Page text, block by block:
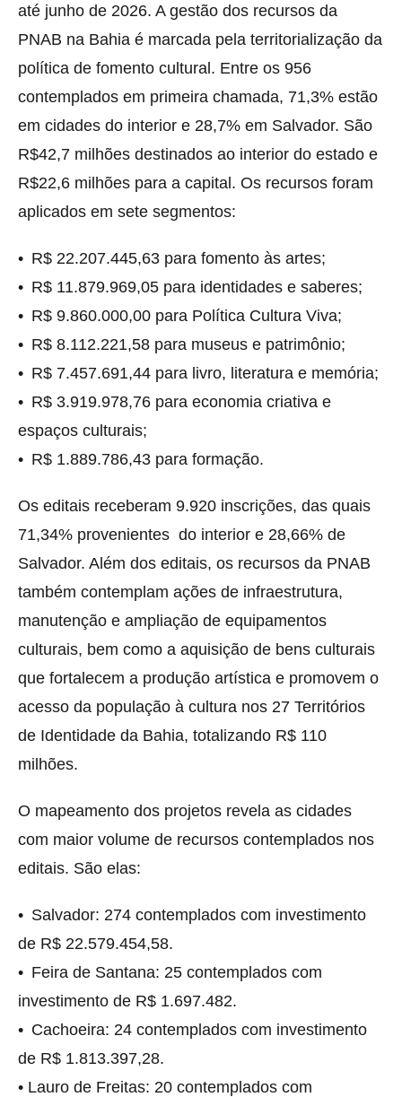
até junho de 2026. A gestão dos recursos da
PNAB na Bahia é marcada pela territorialização da
política de fomento cultural. Entre os 956
contemplados em primeira chamada, 71,3% estão
em cidades do interior e 28,7% em Salvador. São
R$42,7 milhões destinados ao interior do estado e
R$22,6 milhões para a capital. Os recursos foram
aplicados em sete segmentos:
• R$ 22.207.445,63 para fomento às artes;
• R$ 11.879.969,05 para identidades e saberes;
• R$ 9.860.000,00 para Política Cultura Viva;
• R$ 8.112.221,58 para museus e patrimônio;
• R$ 7.457.691,44 para livro, literatura e memória;
• R$ 3.919.978,76 para economia criativa e
espaços culturais;
• R$ 1.889.786,43 para formação.
Os editais receberam 9.920 inscrições, das quais
71,34% provenientes do interior e 28,66% de
Salvador. Além dos editais, os recursos da PNAB
também contemplam ações de infraestrutura,
manutenção e ampliação de equipamentos
culturais, bem como a aquisição de bens culturais
que fortalecem a produção artística e promovem o
acesso da população à cultura nos 27 Territórios
de Identidade da Bahia, totalizando R$ 110
milhões.
O mapeamento dos projetos revela as cidades
com maior volume de recursos contemplados nos
editais. São elas:
• Salvador: 274 contemplados com investimento
de R$ 22.579.454,58.
• Feira de Santana: 25 contemplados com
investimento de R$ 1.697.482.
• Cachoeira: 24 contemplados com investimento
de R$ 1.813.397,28.
• Lauro de Freitas: 20 contemplados com